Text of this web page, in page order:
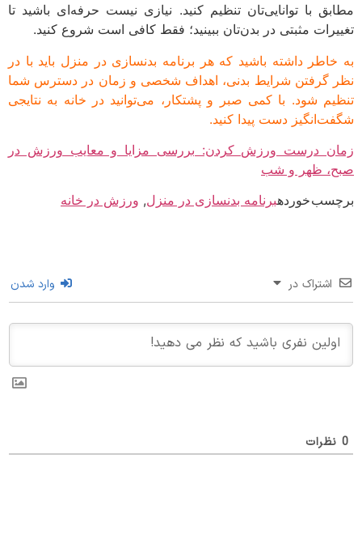
با توانایی‌تان تنظیم کنید. نیازی نیست حرفه‌ای باشید تا
مثبتی در بدن‌تان ببینید؛ فقط کافی است شروع کنید.
داشته باشید که هر برنامه بدنسازی در منزل باید با در
گرفتن شرایط بدنی، اهداف شخصی و زمان در دسترس شما
شود. با کمی صبر و پشتکار، می‌توانید در خانه به نتایجی
دست پیدا کنید.
درست ورزش کردن: بررسی مزایا و معایب ورزش در
ظهر و شب
خوردهبرنامه بدنسازی در منزل,ورزش در خانه
اشتراک در وارد شدن